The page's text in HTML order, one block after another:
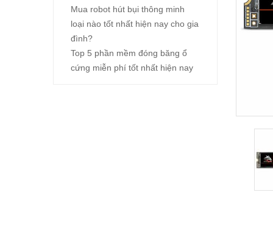
Mua robot hút bụi thông minh
loại nào tốt nhất hiện nay cho gia
đình?
Top 5 phần mềm đóng băng ổ
cứng miễn phí tốt nhất hiện nay